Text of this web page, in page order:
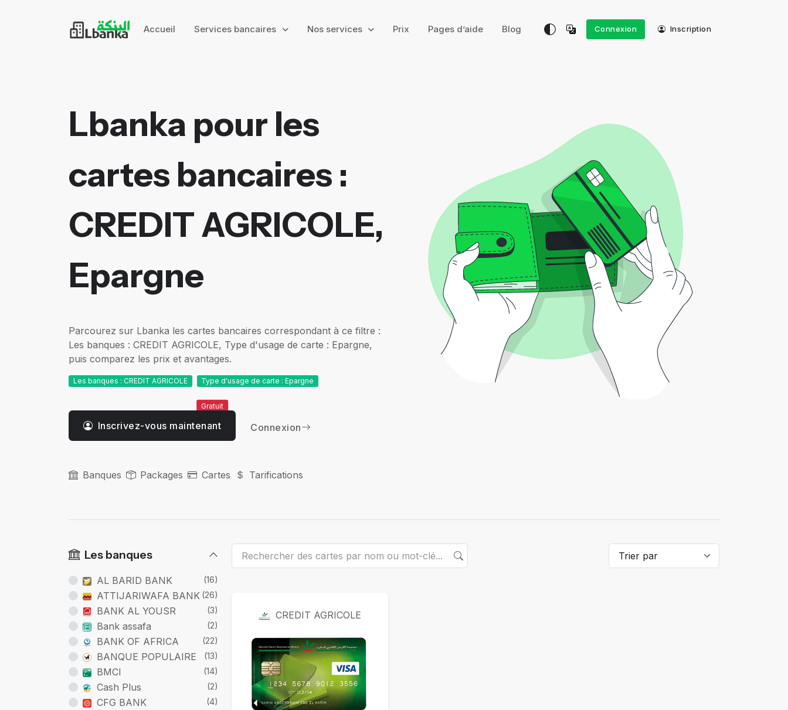
Accueil Services bancaires Nos services Prix Pages d’aide Blog Connexion Inscription
Lbanka pour les
cartes bancaires :
CREDIT AGRICOLE,
Epargne
Parcourez sur Lbanka les cartes bancaires correspondant à ce filtre :
Les banques : CREDIT AGRICOLE, Type d'usage de carte : Epargne,
puis comparez les prix et avantages.
Les banques : CREDIT AGRICOLE Type d'usage de carte : Epargne
Gratuit
Inscrivez-vous maintenant Connexion
Banques Packages Cartes Tarifications
Les banques
AL BARID BANK (16)
ATTIJARIWAFA BANK (26)
BANK AL YOUSR (3)
Bank assafa (2)
BANK OF AFRICA (22)
BANQUE POPULAIRE (13)
BMCI (14)
Cash Plus (2)
CFG BANK (4)
CREDIT AGRICOLE